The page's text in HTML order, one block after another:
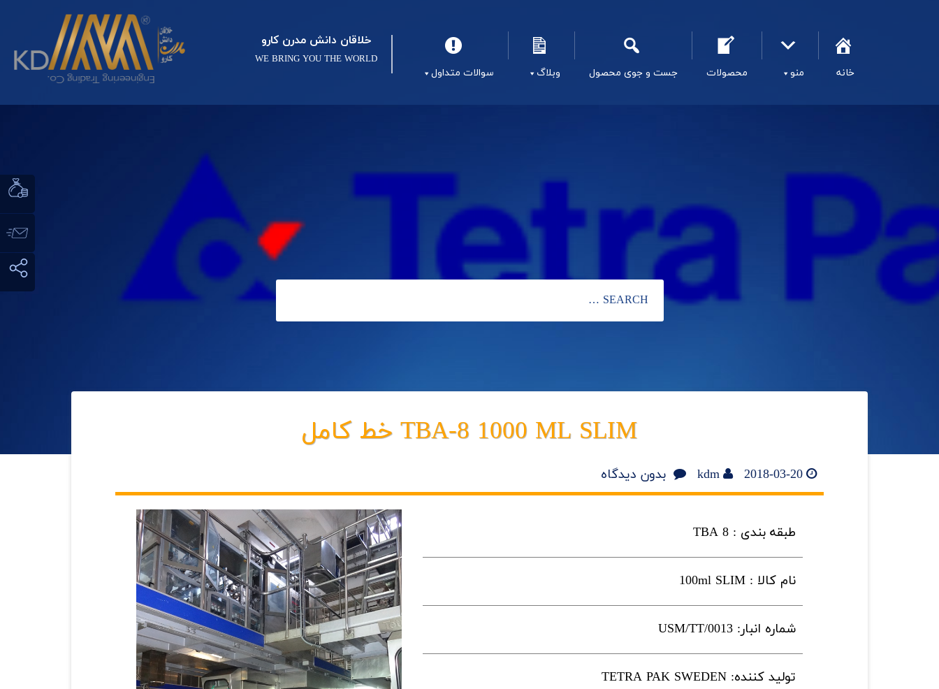
خلاقان دانش مدرن کارو
WE BRING YOU THE WORLD
خانه منو محصولات جست و جوی محصول وبلاگ سوالات متداول
TBA-8 1000 ML SLIM خط کامل
2018-03-20
kdm بدون دیدگاه
طبقه بندی : TBA 8
نام کالا : 100ml SLIM
شماره انبار: USM/TT/0013
تولید کننده: TETRA PAK SWEDEN